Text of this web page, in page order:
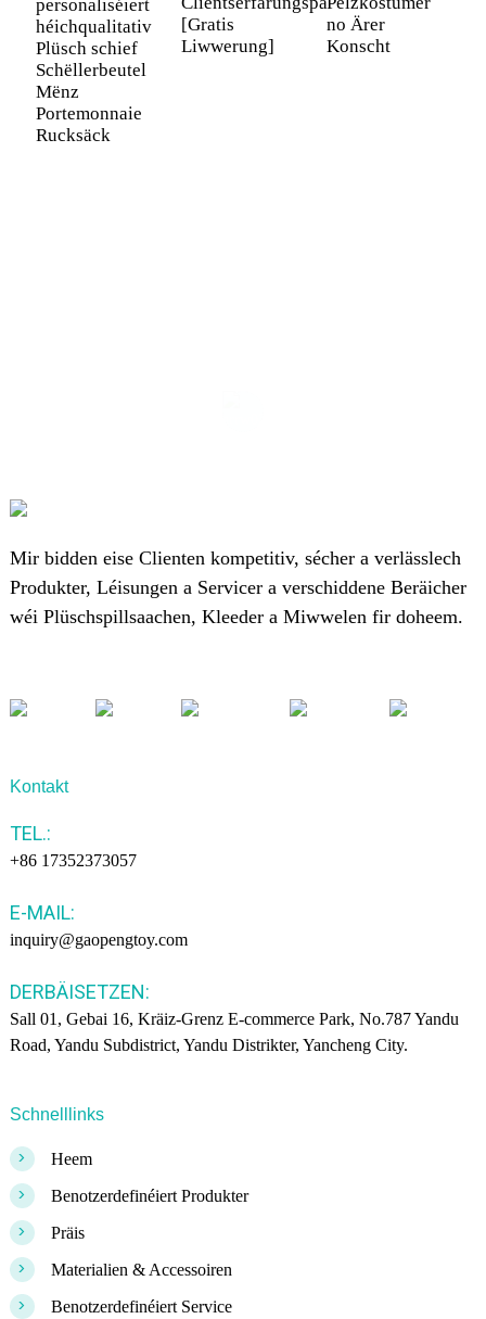
personaliséiert
héichqualitativ
Plüsch schief
Schëllerbeutel
Mënz
Portemonnaie
Rucksäck
[Gratis
Liwwerung]
no Ärer
Konscht
Mir bidden eise Clienten kompetitiv, sécher a verlässlech
Produkter, Léisungen a Servicer a verschiddene Beräicher
wéi Plüschspillsaachen, Kleeder a Miwwelen fir doheem.
Kontakt
TEL.:
+86 17352373057
E-MAIL:
inquiry@gaopengtoy.com
DERBÄISETZEN:
Sall 01, Gebai 16, Kräiz-Grenz E-commerce Park, No.787 Yandu
Road, Yandu Subdistrict, Yandu Distrikter, Yancheng City.
Schnelllinks
> Heem
> Benotzerdefinéiert Produkter
> Präis
> Materialien & Accessoiren
> Benotzerdefinéiert Service